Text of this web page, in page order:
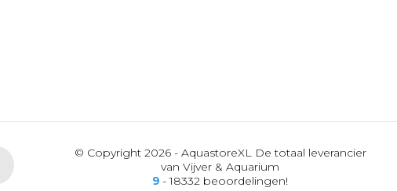
© Copyright 2026 - AquastoreXL De totaal leverancier
van Vijver & Aquarium
9 - 18332 beoordelingen!